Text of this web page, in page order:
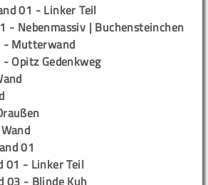
01 - Linker Teil
- Nebenmassiv | Buchensteinchen
- Mutterwand
Opitz Gedenkweg
01
01 - Linker Teil
03 - Blinde Kuh